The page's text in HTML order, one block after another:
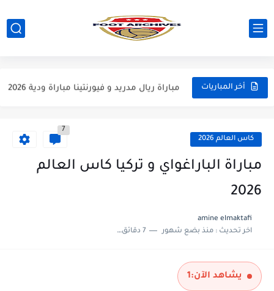
أخر المباريات
مباراة مانشستر يونايتد و اتلتيكو مدريد مباراة ودية 2026
مباراة ريال مدريد و فيورنتينا مباراة ودية 2026
مباراة برشلونة و بيرمنغهام مباراة ودية 2026 كاس العالم 2026
7
مباراة الباراغواي و تركيا كاس العالم
2026
amine elmaktafi
اخر تحديث :منذ بضع شهور 7 دقائق للقراءة
يشاهد الآن:1